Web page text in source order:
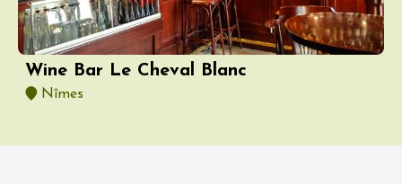
Wine Bar Le Cheval Blanc
Nîmes